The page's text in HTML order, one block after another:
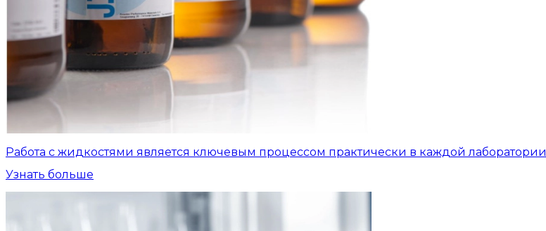
Работа с жидкостями является ключевым процессом практически в каждой лаборатории
Узнать больше